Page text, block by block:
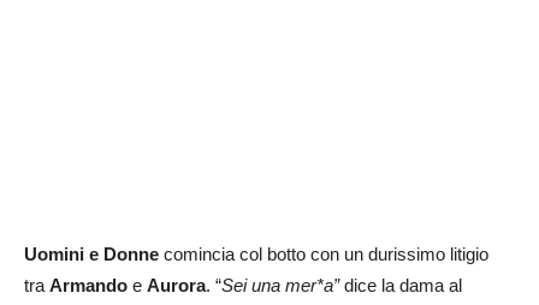
Uomini e Donne comincia col botto con un durissimo litigio
traArmando e Aurora. “Sei una mer*a”dice la dama al